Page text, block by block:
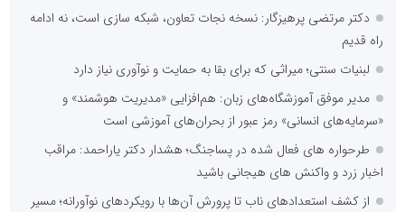
دکتر مرتضی پرهیزگار: نسخه نجات تعاون، شبکه سازی است، نه ادامه
راه قدیم
لبنیات سنتی؛ میراثی که برای بقا به حمایت و نوآوری نیاز دارد
مدیر موفق آموزشگاه‌های زبان: هم‌افزایی «مدیریت هوشمند» و
«سرمایه‌های انسانی» رمز عبور از بحران‌های آموزشی است
طرحواره های فعال شده در پساجنگ؛ هشدار دکتر یاراحمد: مراقب
اخبار زرد و واکنش های هیجانی باشید
از کشف استعدادهای ناب تا پرورش آن‌ها با رویکردهای نوآورانه؛ مسیر